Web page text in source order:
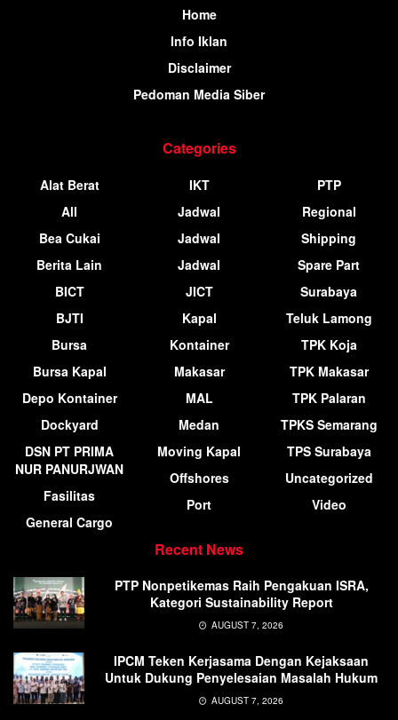
Home
Info Iklan
Disclaimer
Pedoman Media Siber
Categories
Alat Berat
All
Bea Cukai
Berita Lain
BICT
BJTI
Bursa
Bursa Kapal
Depo Kontainer
Dockyard
DSN PT PRIMA
NUR PANURJWAN
Fasilitas
General Cargo
IKT
Jadwal
Jadwal
Jadwal
JICT
Kapal
Kontainer
Makasar
MAL
Medan
Moving Kapal
Offshores
Port
PTP
Regional
Shipping
Spare Part
Surabaya
Teluk Lamong
TPK Koja
TPK Makasar
TPK Palaran
TPKS Semarang
TPS Surabaya
Uncategorized
Video
Recent News
PTP Nonpetikemas Raih Pengakuan ISRA,
Kategori Sustainability Report
AUGUST 7, 2026
IPCM Teken Kerjasama Dengan Kejaksaan
Untuk Dukung Penyelesaian Masalah Hukum
AUGUST 7, 2026